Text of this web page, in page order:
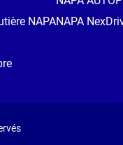
NAPANAPA